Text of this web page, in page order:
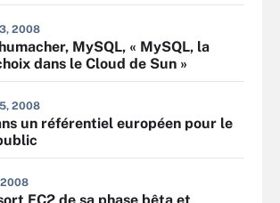
2008
MySQL, « MySQL, la
dans le Cloud de Sun »
2008
un référentiel européen pour le